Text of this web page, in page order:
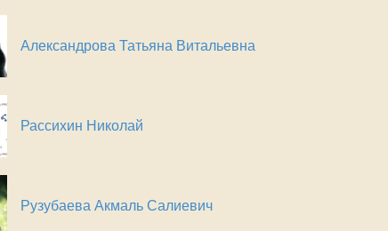
Александрова Татьяна Витальевна
Рассихин Николай
Рузубаева Акмаль Салиевич